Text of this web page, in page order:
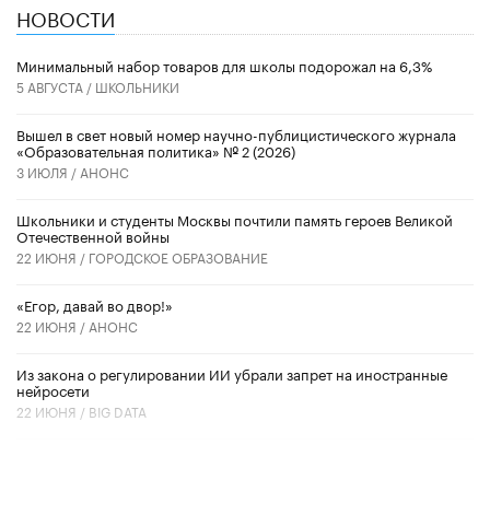
НОВОСТИ
Минимальный набор товаров для школы подорожал на 6,3%
5 АВГУСТА / ШКОЛЬНИКИ
Вышел в свет новый номер научно-публицистического журнала
«Образовательная политика» № 2 (2026)
3 ИЮЛЯ / АНОНС
Школьники и студенты Москвы почтили память героев Великой
Отечественной войны
22 ИЮНЯ / ГОРОДСКОЕ ОБРАЗОВАНИЕ
«Егор, давай во двор!»
22 ИЮНЯ / АНОНС
Из закона о регулировании ИИ убрали запрет на иностранные
нейросети
22 ИЮНЯ / BIG DATA